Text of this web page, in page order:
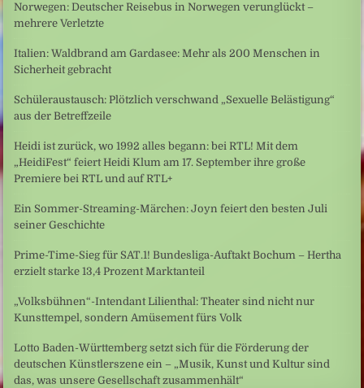
Norwegen: Deutscher Reisebus in Norwegen verunglückt –
mehrere Verletzte
Italien: Waldbrand am Gardasee: Mehr als 200 Menschen in
Sicherheit gebracht
Schüleraustausch: Plötzlich verschwand „Sexuelle Belästigung“
aus der Betreffzeile
Heidi ist zurück, wo 1992 alles begann: bei RTL! Mit dem
„HeidiFest“ feiert Heidi Klum am 17. September ihre große
Premiere bei RTL und auf RTL+
Ein Sommer-Streaming-Märchen: Joyn feiert den besten Juli
seiner Geschichte
Prime-Time-Sieg für SAT.1! Bundesliga-Auftakt Bochum – Hertha
erzielt starke 13,4 Prozent Marktanteil
„Volksbühnen“-Intendant Lilienthal: Theater sind nicht nur
Kunsttempel, sondern Amüsement fürs Volk
Lotto Baden-Württemberg setzt sich für die Förderung der
deutschen Künstlerszene ein – „Musik, Kunst und Kultur sind
das, was unsere Gesellschaft zusammenhält“